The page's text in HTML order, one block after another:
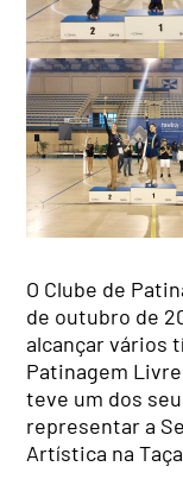
O Clube de
de outubro de
alcançar vários
Patinagem
teve um dos
representar a
Artística na